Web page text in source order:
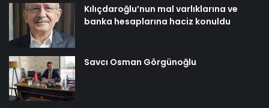
Kılıçdaroğlu’nun mal varlıklarına ve
banka hesaplarına haciz konuldu
Savcı Osman Görgünoğlu